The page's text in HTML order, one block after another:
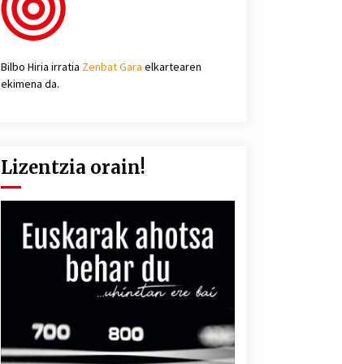
Bilbo Hiria irratia Zenbat Gara elkartearen
ekimena da.
Lizentzia orain!